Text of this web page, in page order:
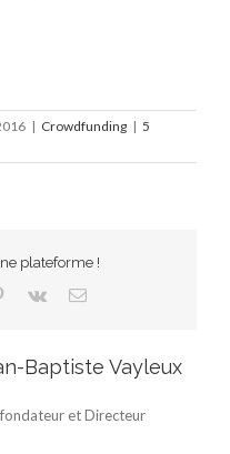
| Crowdfunding | 5
plateforme !
Pinterest
Vk Email
Baptiste Vayleux
et Directeur